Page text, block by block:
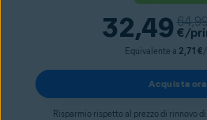
32,49 €/
Equivalente a 2,71 €
Acquista ora
Risparmio rispetto al prezzo di rinnovo